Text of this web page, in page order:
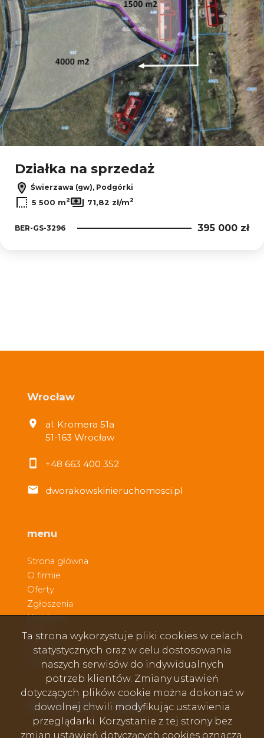
Leaflet|© OpenMapTiles© OpenStreetMap contributors
Działka na sprzedaż
Świerzawa (gw), Podgórki
5 500 m2 71,82 zł/m2
BER-GS-3296 395 000 zł
Wrocław
al. Kromera 51a
51-163 Wrocław
+48 663 400 352
dworakowskinieruchomosci.pl
menu
Strona główna
O firmie
Oferty
Zgłoszenia
Ulubione
Blog
Kontakt
Rodo
social media Facebook
Facebook
Facebook
Ta strona wykorzystuje pliki cookies w celach
statystycznych oraz w celu dostosowania
naszych serwisów do indywidualnych
potrzeb klientów. Zmiany ustawień
dotyczących plików cookie można dokonać w
dowolnej chwili modyfikując ustawienia
przeglądarki. Korzystanie z tej strony bez
zmian ustawień dotyczących cookies oznacza,